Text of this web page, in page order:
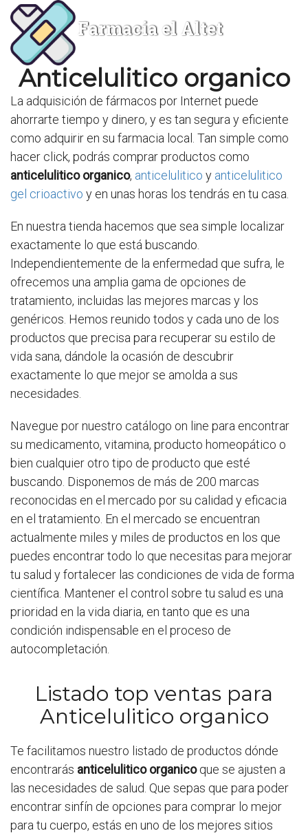
Farmacia el Altet
Anticelulitico organico
La adquisición de fármacos por Internet puede
ahorrarte tiempo y dinero, y es tan segura y eficiente
como adquirir en su farmacia local. Tan simple como
hacer click, podrás comprar productos como
anticelulitico organico, anticelulitico y anticelulitico
gel crioactivo y en unas horas los tendrás en tu casa.
En nuestra tienda hacemos que sea simple localizar
exactamente lo que está buscando.
Independientemente de la enfermedad que sufra, le
ofrecemos una amplia gama de opciones de
tratamiento, incluidas las mejores marcas y los
genéricos. Hemos reunido todos y cada uno de los
productos que precisa para recuperar su estilo de
vida sana, dándole la ocasión de descubrir
exactamente lo que mejor se amolda a sus
necesidades.
Navegue por nuestro catálogo on line para encontrar
su medicamento, vitamina, producto homeopático o
bien cualquier otro tipo de producto que esté
buscando. Disponemos de más de 200 marcas
reconocidas en el mercado por su calidad y eficacia
en el tratamiento. En el mercado se encuentran
actualmente miles y miles de productos en los que
puedes encontrar todo lo que necesitas para mejorar
tu salud y fortalecer las condiciones de vida de forma
científica. Mantener el control sobre tu salud es una
prioridad en la vida diaria, en tanto que es una
condición indispensable en el proceso de
autocompletación.
Listado top ventas para
Anticelulitico organico
Te facilitamos nuestro listado de productos dónde
encontrarás anticelulitico organicoque se ajusten a
las necesidades de salud. Que sepas que para poder
encontrar sinfín de opciones para comprar lo mejor
para tu cuerpo, estás en uno de los mejores sitios